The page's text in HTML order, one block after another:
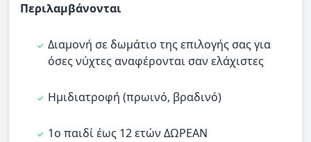
Περιλαμβάνονται
Διαμονή σε δωμάτιο της επιλογής σας για
όσες νύχτες αναφέρονται σαν ελάχιστες
Ημιδιατροφή (πρωινό, βραδινό)
1ο παιδί έως 12 ετών ΔΩΡΕΑΝ